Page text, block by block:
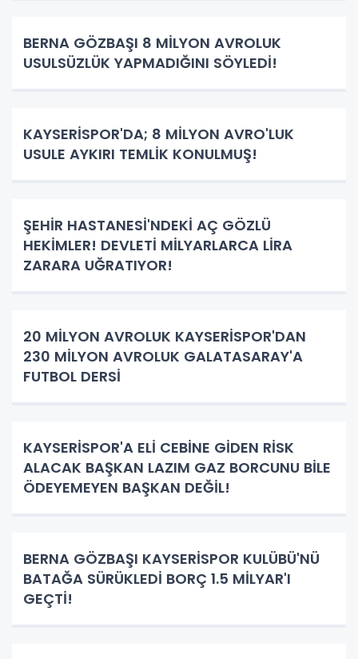
BERNA GÖZBAŞI 8 MİLYON AVROLUK
USULSÜZLÜK YAPMADIĞINI SÖYLEDİ!
KAYSERİSPOR'DA; 8 MİLYON AVRO'LUK
USULE AYKIRI TEMLİK KONULMUŞ!
ŞEHİR HASTANESİ'NDEKİ AÇ GÖZLÜ
HEKİMLER! DEVLETİ MİLYARLARCA LİRA
ZARARA UĞRATIYOR!
20 MİLYON AVROLUK KAYSERİSPOR'DAN
230 MİLYON AVROLUK GALATASARAY'A
FUTBOL DERSİ
KAYSERİSPOR'A ELİ CEBİNE GİDEN RİSK
ALACAK BAŞKAN LAZIM GAZ BORCUNU BİLE
ÖDEYEMEYEN BAŞKAN DEĞİL!
BERNA GÖZBAŞI KAYSERİSPOR KULÜBÜ'NÜ
BATAĞA SÜRÜKLEDİ BORÇ 1.5 MİLYAR'I
GEÇTİ!